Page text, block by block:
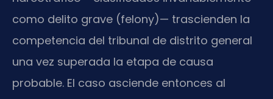
como delito grave (felony)— trascienden la
competencia del tribunal de distrito general
una vez superada la etapa de causa
probable. El caso asciende entonces al